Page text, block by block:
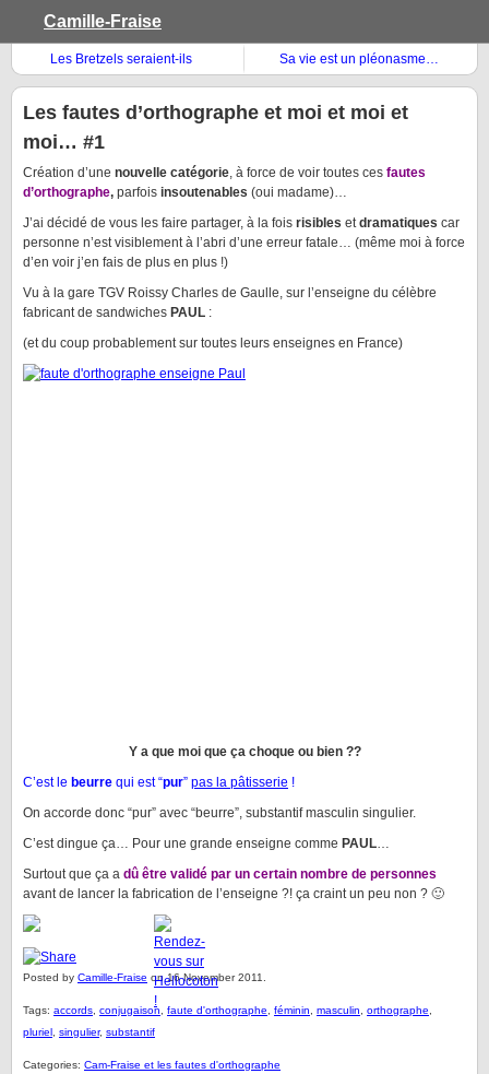
Camille-Fraise
Les Bretzels seraient-ils
originaires de Rouen ?
Sa vie est un pléonasme…
Les fautes d’orthographe et moi et moi et
moi… #1
Création d’une nouvelle catégorie, à force de voir toutes ces fautes
d’orthographe, parfois insoutenables (oui madame)…
J’ai décidé de vous les faire partager, à la fois risibles etdramatiques car
personne n’est visiblement à l’abri d’une erreur fatale… (même moi à force
d’en voir j’en fais de plus en plus !)
Vu à la gare TGV Roissy Charles de Gaulle, sur l’enseigne du célèbre
fabricant de sandwiches PAUL :
(et du coup probablement sur toutes leurs enseignes en France)
Y a que moi que ça choque ou bien ??
C’est le beurre qui est “pur” pas la pâtisserie !
On accorde donc “pur” avec “beurre”, substantif masculin singulier.
C’est dingue ça… Pour une grande enseigne comme PAUL…
Surtout que ça a dû être validé par un certain nombre de personnes
avant de lancer la fabrication de l’enseigne ?! ça craint un peu non ? 🙂
Posted by Camille-Fraise on 16 November 2011.
Tags: accords conjugaison faute d'orthographe féminin masculin orthographe
pluriel singulier, substantif
Categories: Cam-Fraise et les fautes d'orthographe